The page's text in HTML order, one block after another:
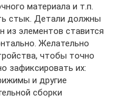
материала и т.п.
стык. Детали должны
из элементов ставится
Желательно
чтобы точно
зафиксировать их:
и другие
сборки